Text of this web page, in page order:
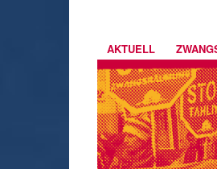
AKTUELL